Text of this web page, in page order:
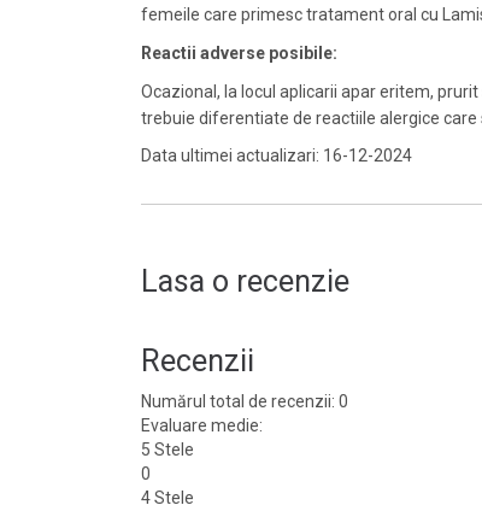
femeile care primesc tratament oral cu
Reactii adverse posibile:
Ocazional, la locul aplicarii apar eritem,
trebuie diferentiate de reactiile alergice
Data ultimei actualizari: 16-12-2024
Lasa o recenzie
Recenzii
Numărul total de recenzii: 0
Evaluare medie:
5 Stele
0
4 Stele